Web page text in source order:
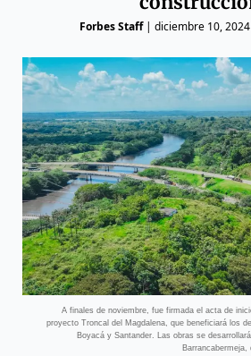
Forbes Staff| diciembre 10,
A finales de noviembre, fue firmada el acta de
proyecto Troncal del Magdalena, que beneficiará los
Boyacá y Santander. Las obras se
Barrancabermeja,